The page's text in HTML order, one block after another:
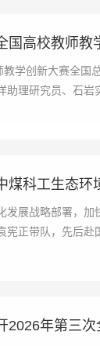
国高校教师教
学创新大赛全国
助理研究员、石
煤科工生态
发展战略部署，
宪正带队，先后赴
2026年第三